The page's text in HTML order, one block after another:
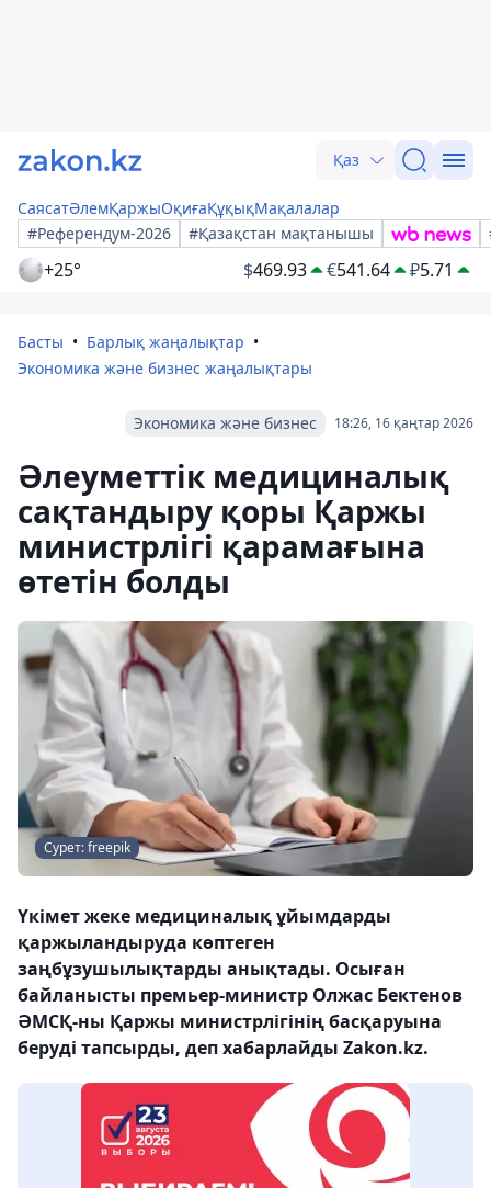
Қаз
СаясатӘлемҚаржыОқиғаҚұқықМақалалар
#Референдум-2026
#Қазақстан мақтанышы
+25° $469.93 €541.64 ₽5.71
Басты
Барлық жаңалықтар
Экономика және бизнес жаңалықтары
18:26, 16 қаңтар 2026
Экономика және бизнес
Әлеуметтік медициналық
сақтандыру қоры Қаржы
министрлігі қарамағына
өтетін болды
Сурет: freepik
Үкімет жеке медициналық ұйымдарды
қаржыландыруда көптеген
заңбұзушылықтарды анықтады. Осыған
байланысты премьер-министр Олжас Бектенов
ӘМСҚ-ны Қаржы министрлігінің басқаруына
беруді тапсырды, деп хабарлайды Zakon.kz.